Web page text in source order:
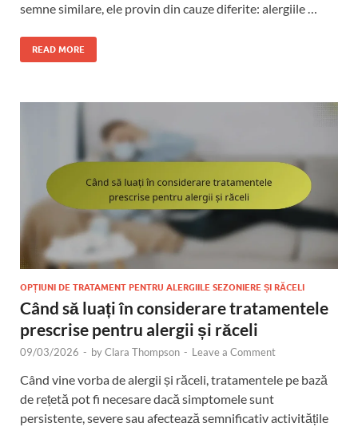
semne similare, ele provin din cauze diferite: alergiile …
READ MORE
OPȚIUNI DE TRATAMENT PENTRU ALERGIILE SEZONIERE ȘI RĂCELI
Când să luați în considerare tratamentele
prescrise pentru alergii și răceli
09/03/2026 - byClara Thompson - Leave a Comment
Când vine vorba de alergii și răceli, tratamentele pe bază
de rețetă pot fi necesare dacă simptomele sunt
persistente, severe sau afectează semnificativ activitățile